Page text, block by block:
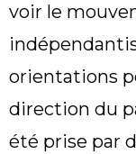
voir le
orientations
direction du
été prise par